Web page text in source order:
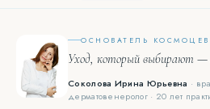
ОСНОВАТЕЛЬ
Уход, который выбирают —
Соколова Ирина Юрьевна ·
дерматовенеролог · 20 лет